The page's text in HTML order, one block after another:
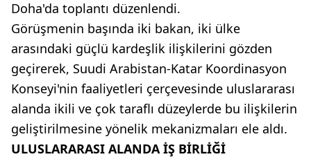
Doha'da toplantı düzenlendi.
Görüşmenin başında iki bakan, iki ülke
arasındaki güçlü kardeşlik ilişkilerini gözden
geçirerek, Suudi Arabistan-Katar Koordinasyon
Konseyi'nin faaliyetleri çerçevesinde uluslararası
alanda ikili ve çok taraflı düzeylerde bu ilişkilerin
geliştirilmesine yönelik mekanizmaları ele aldı.
ULUSLARARASI ALANDA İŞ BİRLİĞİ